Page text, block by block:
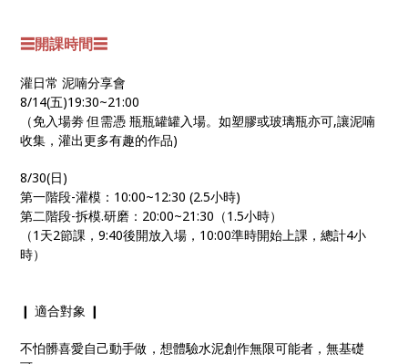
☰開課時間☰
灌日常 泥喃分享會
8/14(五)19:30~21:00
（免入場劵 但需憑 瓶瓶罐罐入場。如塑膠或玻璃瓶亦可,讓泥喃
收集，灌出更多有趣的作品)
8/30(日)
第一階段-灌模：10:00~12:30 (2.5小時)
第二階段-拆模.研磨：20:00~21:30（1.5小時）
（1天2節課，9:40後開放入場，10:00準時開始上課，總計4小
時）
❙ 適合對象 ❙
不怕髒喜愛自己動手做，想體驗水泥創作無限可能者，無基礎